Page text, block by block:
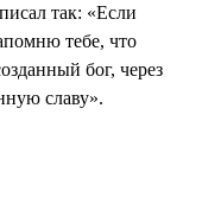
так: «Если
тебе, что
бог, через
славу».